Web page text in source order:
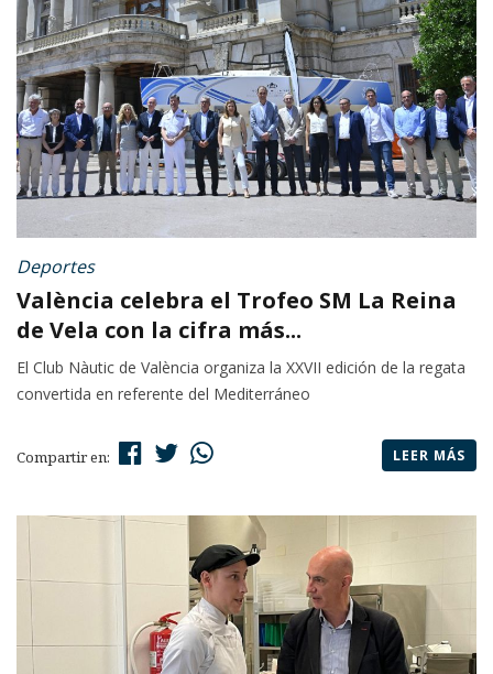
Deportes
València celebra el Trofeo SM La Reina
de Vela con la cifra más...
El Club Nàutic de València organiza la XXVII edición de la regata
convertida en referente del Mediterráneo
Compartir en: LEER MÁS